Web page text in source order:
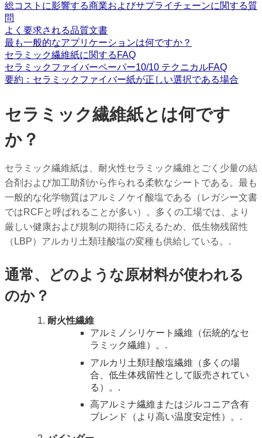
総コストに影響する商業およびサプライチェーンに関する質
問
よく要求される品質文書
最も一般的なアプリケーションは何ですか？
セラミック繊維紙に関するFAQ
セラミックファイバーペーパー10/10 テクニカルFAQ
要約：セラミックファイバー紙が正しい選択である場合
セラミック繊維紙とは何です
か？
セラミック繊維紙は、耐火性セラミック繊維とごく少量の結
合剤および加工助剤から作られる柔軟なシートである。最も
一般的な化学物質はアルミノケイ酸塩である（レガシー文書
ではRCFと呼ばれることが多い）。多くの工場では、より
厳しい健康および規制の期待に応えるため、低生物残留性
（LBP）アルカリ土類珪酸塩の変種も供給している。.
通常、どのような原材料が使われる
のか？
耐火性繊維
アルミノシリケート繊維（伝統的なセ
ラミック繊維）。.
アルカリ土類珪酸塩繊維（多くの場
合、低生体残留性として販売されてい
る）。.
高アルミナ繊維またはジルコニア含有
ブレンド（より高い温度安定性）。.